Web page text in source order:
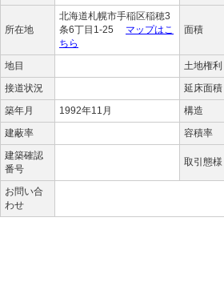
所在地
北海道札幌市手稲区稲穂3
条6丁目1-25 マップはこ
ちら
面積
地目 土地権利
接道状況
延床面積
築年月
1992年11月 構造
建蔽率
容積率
建築確認
番号
取引態様
お問い合
わせ